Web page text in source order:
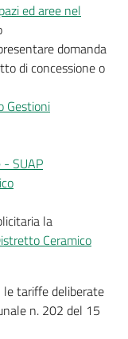
ed aree nel
domanda
di concessione o
Gestioni
SUAP
la
Ceramico
tariffe deliberate
n. 202 del 15